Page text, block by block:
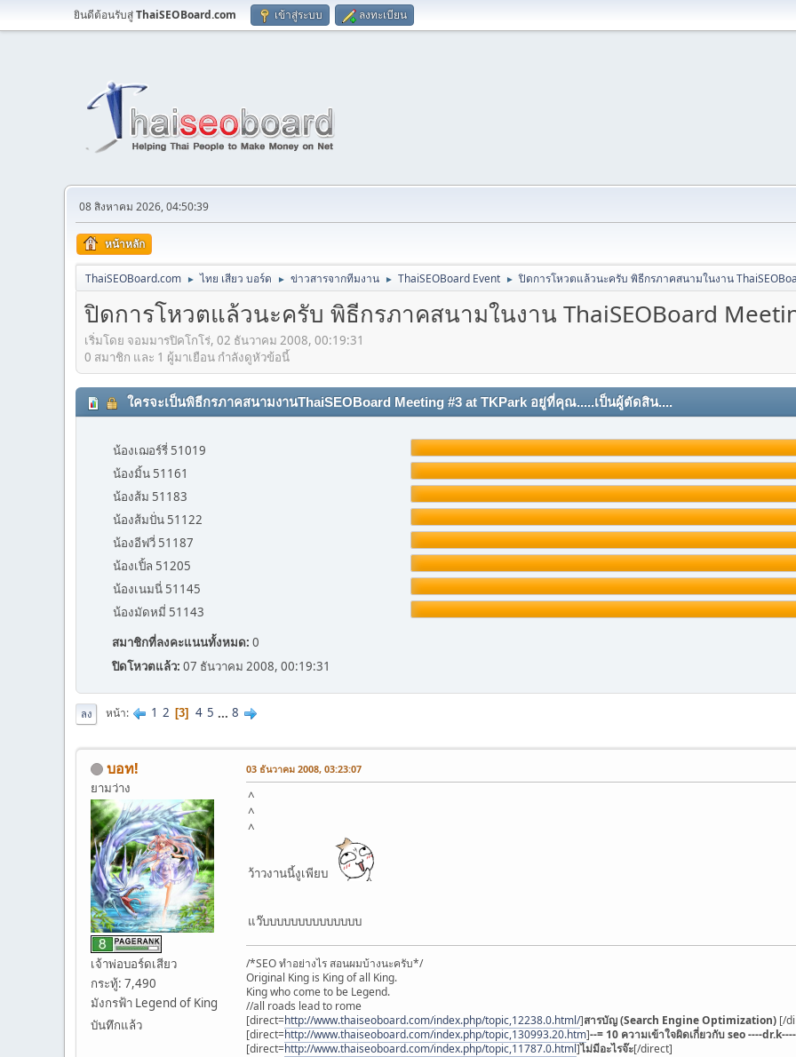
ยินดีต้อนรับสู่ThaiSEOBoard.com เข้าสู่ระบบ ลงทะเบียน
08 สิงหาคม 2026, 04:50:39
หน้าหลัก
ThaiSEOBoard.com ► ไทย เสียว บอร์ด ► ข่าวสารจากทีมงาน ► ThaiSEOBoard Event ► ปิดการโหวตแล้วนะครับ พิธีกรภาคสนามในงาน
ปิดการโหวตแล้วนะครับ พิธีกรภาคสนามในงาน ThaiSEOBoard
เริ่มโดย จอมมารปิคโกโร่, 02 ธันวาคม 2008, 00:19:31
0 สมาชิก และ 1 ผู้มาเยือน กำลังดูหัวข้อนี้
ใครจะเป็นพิธีกรภาคสนามงานThaiSEOBoard Meeting #3 at TKPark อยู่ที่คุณ.....เป็นผู้ตัดสิน....
น้องเฌอร์รี่ 51019
น้องมิ้น 51161
น้องส้ม 51183
น้องส้มปั่น 51122
น้องอีฟวี่ 51187
น้องเปิ้ล 51205
น้องเนมนี่ 51145
น้องมัดหมี่ 51143
สมาชิกที่ลงคะแนนทั้งหมด: 0
ปิดโหวตแล้ว: 07 ธันวาคม 2008, 00:19:31
ลง หน้า 1 2 3 4 5 ... 8
บอท!
ยามว่าง
เจ้าพ่อบอร์ดเสียว
กระทู้: 7,490
มังกรฟ้า Legend of King
บันทึกแล้ว
03 ธันวาคม 2008, 03:23:07
^
^
^
ว้าวงานนี้งูเพียบ
แว๊บบบบบบบบบบบบบบ
/*SEO ทำอย่างไร สอนผมบ้างนะครับ*/
Original King is King of all King.
King who come to be Legend.
//all roads lead to rome
[direct=http://www.thaiseoboard.com/index.php/topic,12238.0.html/]สารบัญ (Search Engine Optimization) [/
[direct=http://www.thaiseoboard.com/index.php/topic,130993.20.htm]--= 10 ความเข้าใจผิดเกี่ยวกับ seo ----
[direct=http://www.thaiseoboard.com/index.php/topic,11787.0.html]ไม่มีอะไรจ๊ะ[/direct]